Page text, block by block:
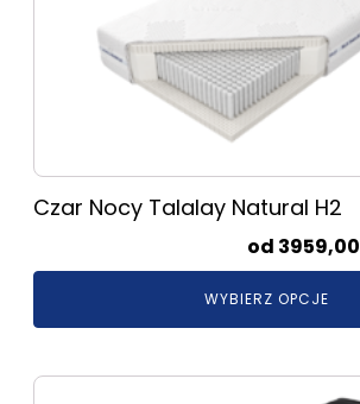
Czar Nocy Talalay Natural H2
3959,00
WYBIERZ OPCJE
Ten